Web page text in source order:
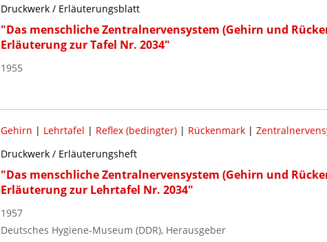
Druckwerk / Erläuterungsblatt
"Das menschliche Zentralnervensystem (Gehirn und
Erläuterung zur Tafel Nr. 2034"
1955
Gehirn | Lehrtafel | Reflex (bedingter)| Rückenmark|
Druckwerk / Erläuterungsheft
"Das menschliche Zentralnervensystem (Gehirn und
Erläuterung zur Lehrtafel Nr. 2034"
1957
Deutsches Hygiene-Museum (DDR), Herausgeber